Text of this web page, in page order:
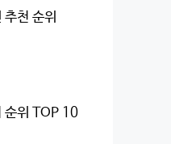
추천 순위
순위 TOP 10